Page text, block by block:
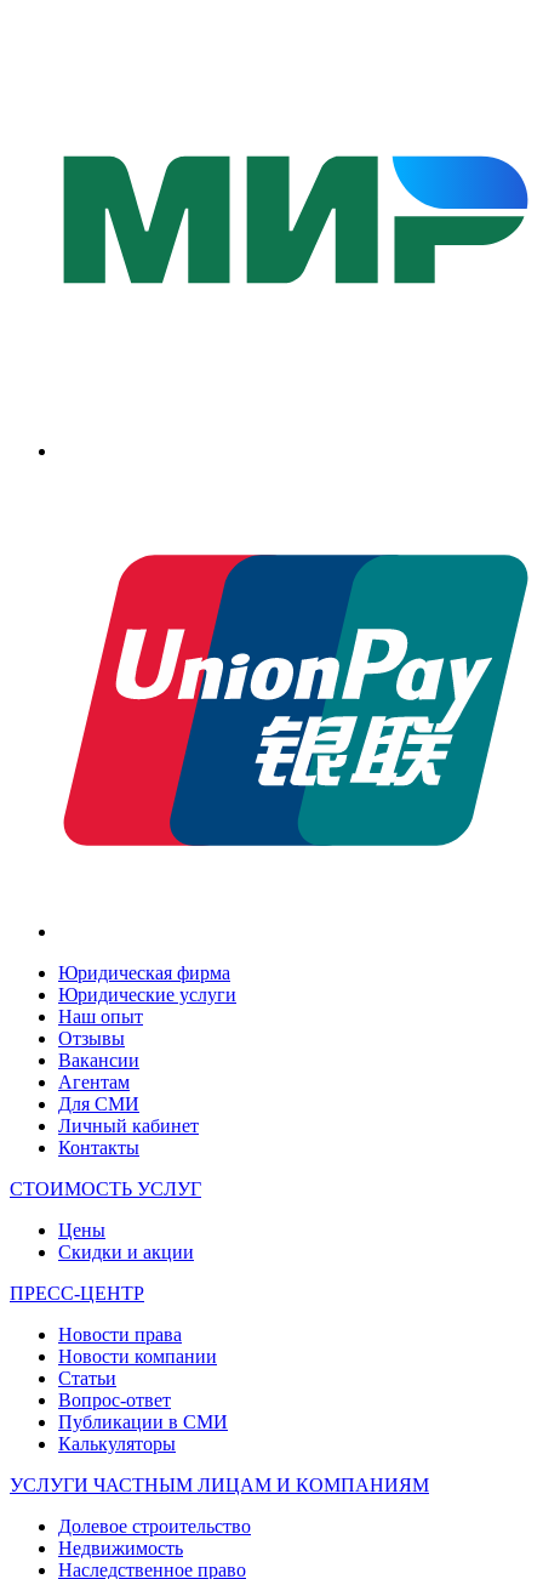
Юридическая фирма
Юридические услуги
Наш опыт
Отзывы
Вакансии
Агентам
Для СМИ
Личный кабинет
Контакты
СТОИМОСТЬ УСЛУГ
Цены
Скидки и акции
ПРЕСС-ЦЕНТР
Новости права
Новости компании
Статьи
Вопрос-ответ
Публикации в СМИ
Калькуляторы
УСЛУГИ ЧАСТНЫМ ЛИЦАМ И КОМПАНИЯМ
Долевое строительство
Недвижимость
Наследственное право